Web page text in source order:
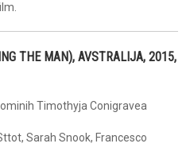
THE MAN), AVSTRALIJA, 2015,
Timothyja Conigravea
Sarah Snook, Francesco